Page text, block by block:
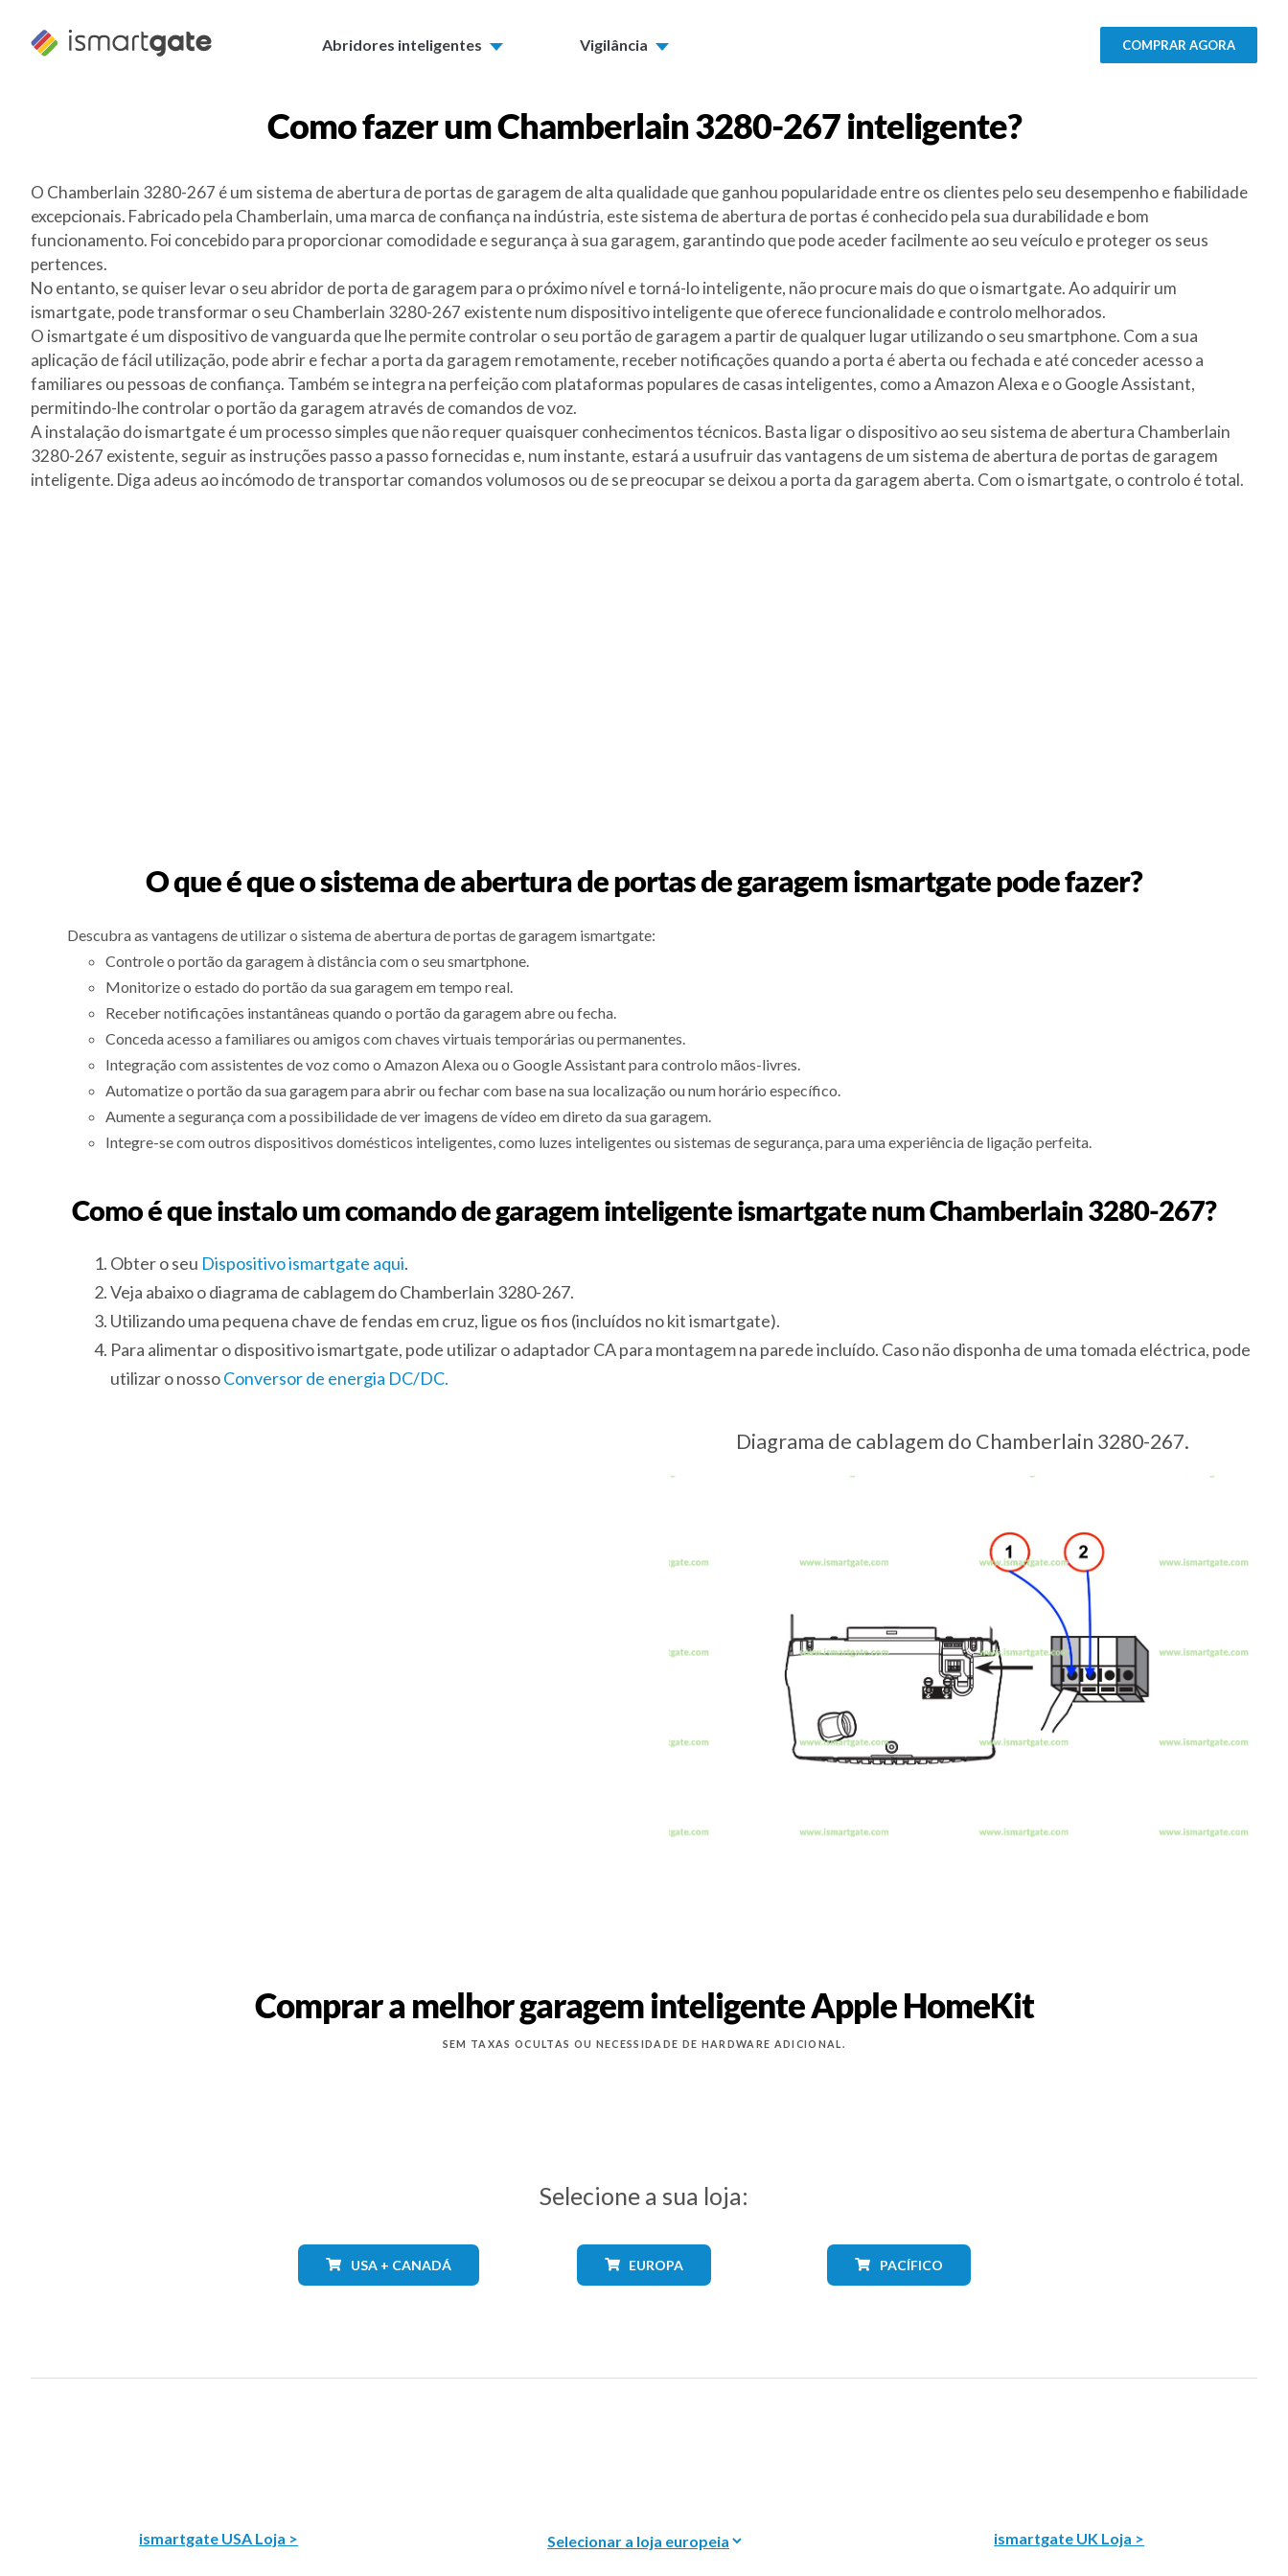
Abridores inteligentes Vigilância COMPRAR AGORA
Como fazer umChamberlain 3280-267inteligente?
O Chamberlain 3280-267 é um sistema de abertura de portas de garagem de alta qualidade que ganhou popularidade entre os clientes pelo seu desempenho e fiabilidade
excepcionais. Fabricado pela Chamberlain, uma marca de confiança na indústria, este sistema de abertura de portas é conhecido pela sua durabilidade e bom
funcionamento. Foi concebido para proporcionar comodidade e segurança à sua garagem, garantindo que pode aceder facilmente ao seu veículo e proteger os seus
pertences.
No entanto, se quiser levar o seu abridor de porta de garagem para o próximo nível e torná-lo inteligente, não procure mais do que o ismartgate. Ao adquirir um
ismartgate, pode transformar o seu Chamberlain 3280-267 existente num dispositivo inteligente que oferece funcionalidade e controlo melhorados.
O ismartgate é um dispositivo de vanguarda que lhe permite controlar o seu portão de garagem a partir de qualquer lugar utilizando o seu smartphone. Com a sua
aplicação de fácil utilização, pode abrir e fechar a porta da garagem remotamente, receber notificações quando a porta é aberta ou fechada e até conceder acesso a
familiares ou pessoas de confiança. Também se integra na perfeição com plataformas populares de casas inteligentes, como a Amazon Alexa e o Google Assistant,
permitindo-lhe controlar o portão da garagem através de comandos de voz.
A instalação do ismartgate é um processo simples que não requer quaisquer conhecimentos técnicos. Basta ligar o dispositivo ao seu sistema de abertura Chamberlain
3280-267 existente, seguir as instruções passo a passo fornecidas e, num instante, estará a usufruir das vantagens de um sistema de abertura de portas de garagem
inteligente. Diga adeus ao incómodo de transportar comandos volumosos ou de se preocupar se deixou a porta da garagem aberta. Com o ismartgate, o controlo é total.
O que é que o sistema de abertura de portas de garagem ismartgate pode fazer?
Descubra as vantagens de utilizar o sistema de abertura de portas de garagem ismartgate:
Controle o portão da garagem à distância com o seu smartphone.
Monitorize o estado do portão da sua garagem em tempo real.
Receber notificações instantâneas quando o portão da garagem abre ou fecha.
Conceda acesso a familiares ou amigos com chaves virtuais temporárias ou permanentes.
Integração com assistentes de voz como o Amazon Alexa ou o Google Assistant para controlo mãos-livres.
Automatize o portão da sua garagem para abrir ou fechar com base na sua localização ou num horário específico.
Aumente a segurança com a possibilidade de ver imagens de vídeo em direto da sua garagem.
Integre-se com outros dispositivos domésticos inteligentes, como luzes inteligentes ou sistemas de segurança, para uma experiência de ligação perfeita.
Como é que instalo um comando de garagem inteligente ismartgate num Chamberlain 3280-267?
Obter o seu Dispositivo ismartgate aqui.
Veja abaixo o diagrama de cablagem do Chamberlain 3280-267.
Utilizando uma pequena chave de fendas em cruz, ligue os fios (incluídos no kit ismartgate).
Para alimentar o dispositivo ismartgate, pode utilizar o adaptador CA para montagem na parede incluído. Caso não disponha de uma tomada eléctrica, pode
utilizar o nossoConversor de energia DC/DC.
Diagrama de cablagem do Chamberlain 3280-267.
Comprar a melhor garagem inteligente Apple HomeKit
SEM TAXAS OCULTAS OU NECESSIDADE DE HARDWARE ADICIONAL.
Selecione a sua loja:
USA + CANADÁ EUROPA PACÍFICO
ismartgate USA Loja > ismartgate UK Loja >